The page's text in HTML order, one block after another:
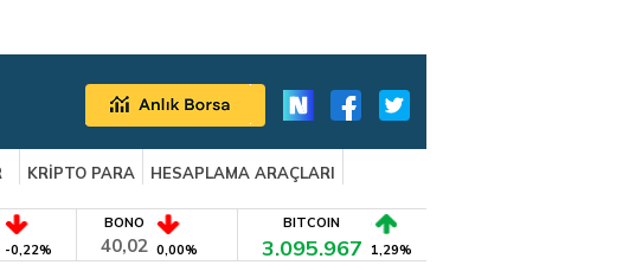
KRİPTO PARA
HESAPLAMA ARAÇLARI
-0,22%
BONO
40,02 0,00%
BITCOIN
3.095.967 1,29%